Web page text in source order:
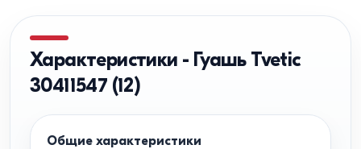
Характеристики - Гуашь Tvetic
30411547 (12)
Общие характеристики